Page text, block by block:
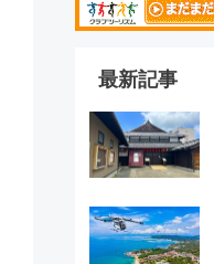
最新記事